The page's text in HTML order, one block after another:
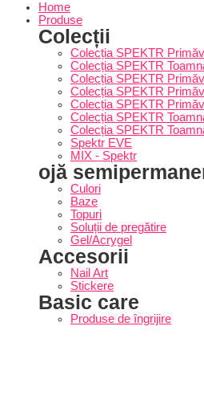
Home
Produse
Colecții
Colecția SPEKTR
Colecția SPEKTR
Colecția SPEKTR
Colecția SPEKTR
Colecția SPEKTR
Colecția SPEKTR
Colecția SPEKTR
Spektr EVE
MIX - Spektr
ojă
Culori
Baze
Topuri
Soluții de pregătire
Gel/Acrygel
Accesorii
Nail Art
Stickere
Basic care
Produse de îngrijire